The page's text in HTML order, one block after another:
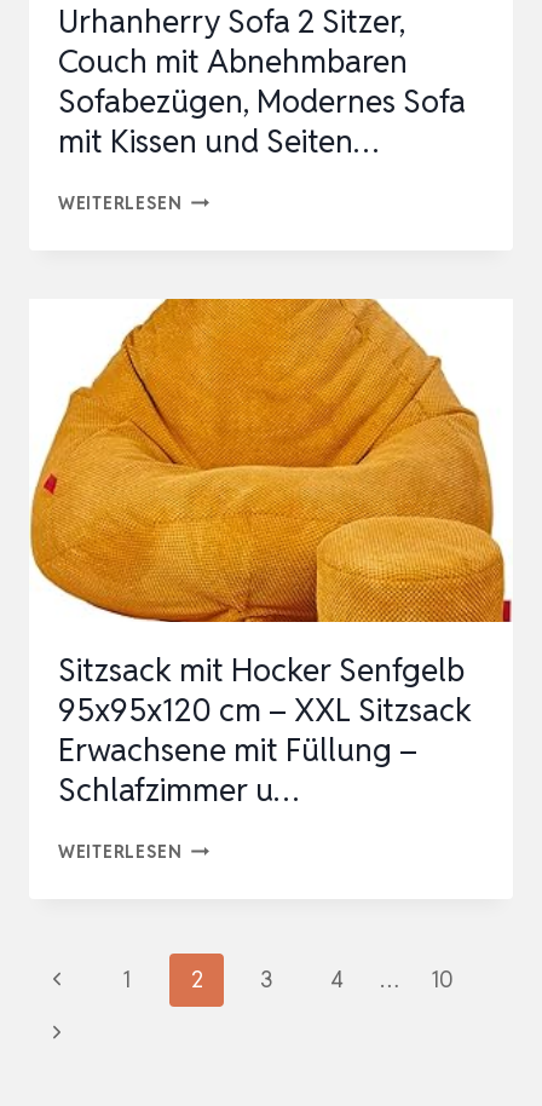
KRATZFESTER
BRE…
Urhanherry Sofa 2 Sitzer,
Couch mit Abnehmbaren
Sofabezügen, Modernes Sofa
mit Kissen und Seiten…
WEITERLESEN URHANHERRY
SITZER,
COUCH
MIT
ABNEHMBAREN
SOFABEZÜGEN,
MODERNES
SOFA
MIT
KISSEN
SEITEN…
Sitzsack mit Hocker Senfgelb
95x95x120 cm – XXL Sitzsack
Erwachsene mit Füllung –
Schlafzimmer u…
WEITERLESEN SITZSACK
SENFGELB
95X95X120
Seitennavigation
Vorherige
Seite
1 2 3 4 …
10
Nächste